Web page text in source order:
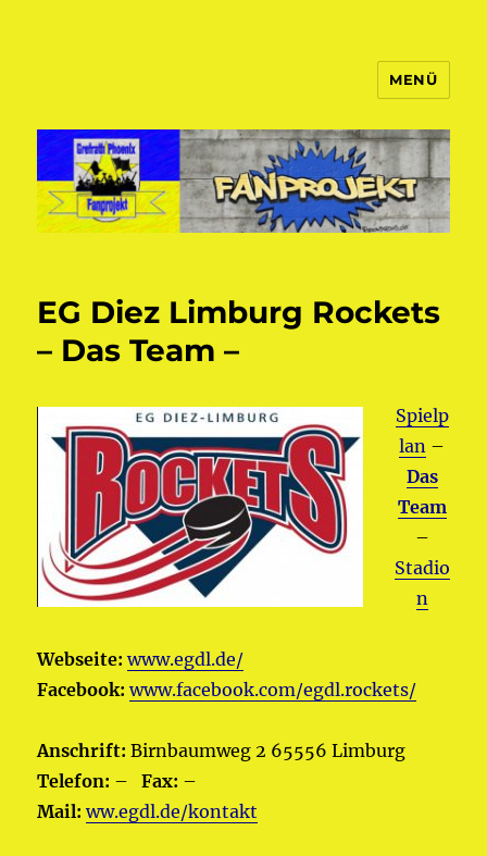
MENÜ
EG Diez Limburg Rockets
– Das Team –
Spielp
lan –
Das
Team
–
Stadio
n
Webseite: www.egdl.de/
Facebook: www.facebook.com/egdl.rockets/
Anschrift: Birnbaumweg 2 65556 Limburg
Telefon: –Fax: –
Mail: ww.egdl.de/kontakt